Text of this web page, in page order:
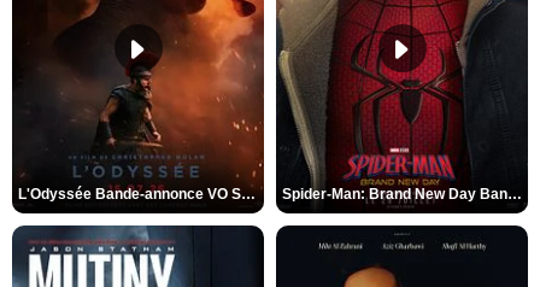
L'Odyssée Bande-annonce VO STFR Spider-Man: Brand New Day Bande-annonce VO STFR